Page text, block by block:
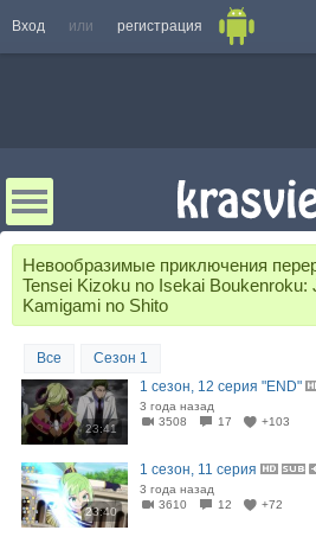
Вход или регистрация
Невообразимые приключения
Tensei Kizoku no Isekai Boukenroku:
Kamigami no Shito
Все Сезон 1
23:41
1 сезон, 12 серия "END"
3 года назад
3508
17 +103
23:40
1 сезон, 11 серия
3 года назад
3610
12 +72